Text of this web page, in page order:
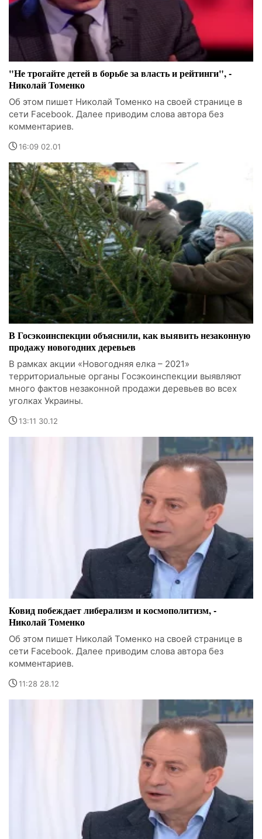
"Не трогайте детей в борьбе за власть и рейтинги", -
Николай Томенко
Об этом пишет Николай Томенко на своей странице в
сети Facebook. Далее приводим слова автора без
комментариев.
16:09 02.01
В Госэкоинспекции объяснили, как выявить незаконную
продажу новогодних деревьев
В рамках акции «Новогодняя елка – 2021»
территориальные органы Госэкоинспекции выявляют
много фактов незаконной продажи деревьев во всех
уголках Украины.
13:11 30.12
Ковид побеждает либерализм и космополитизм, -
Николай Томенко
Об этом пишет Николай Томенко на своей странице в
сети Facebook. Далее приводим слова автора без
комментариев.
11:28 28.12